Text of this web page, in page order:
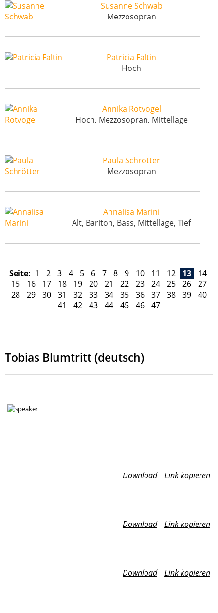
Susanne Schwab
Mezzosopran
Patricia Faltin
Hoch
Annika Rotvogel
Hoch, Mezzosopran, Mittellage
Paula Schrötter
Mezzosopran
Annalisa Marini
Alt, Bariton, Bass, Mittellage, Tief
Seite: 1 2 3 4 5 6 7 8 9 10 11 12 13
14
15
16 17 18 19 20 21 22 23 24 25 26
27
28
29 30 31 32 33 34 35 36 37 38 39
40
41
42 43 44 45 46 47
Tobias Blumtritt (deutsch)
Download Link kopieren
Download Link kopieren
Download Link kopieren